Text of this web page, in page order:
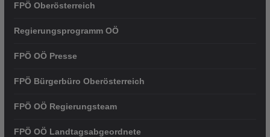
FPÖ Oberösterreich
Regierungsprogramm OÖ
FPÖ OÖ Presse
FPÖ Bürgerbüro Oberösterreich
FPÖ OÖ Regierungsteam
FPÖ OÖ Landtagsabgeordnete